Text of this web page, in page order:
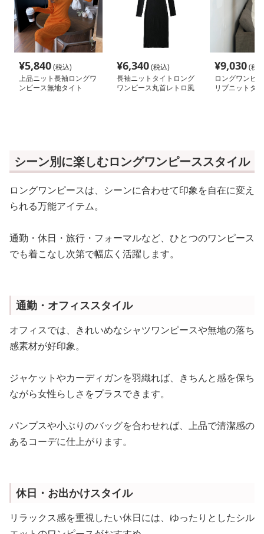
¥5,840(税込)
上品ニット長袖ロングワ
ンピース無地タイト
¥6,340(税込)
長袖ニットタイトロング
ワンピース丸首レトロ風
¥9,030(税
ロングワンピ
リブニットタ
シーン別に楽しむロングワンピーススタイル
ロングワンピースは、シーンに合わせて印象を自在に変え
られる万能アイテム。
通勤・休日・旅行・フォーマルなど、ひとつのワンピース
でも着こなし次第で幅広く活躍します。
通勤・オフィススタイル
オフィスでは、きれいめなシャツワンピースや無地の落ち
感素材が好印象。
ジャケットやカーディガンを羽織れば、きちんと感を保ち
ながら女性らしさをプラスできます。
パンプスや小ぶりのバッグを合わせれば、上品で清潔感の
あるコーデに仕上がります。
休日・お出かけスタイル
リラックス感を重視したい休日には、ゆったりとしたシル